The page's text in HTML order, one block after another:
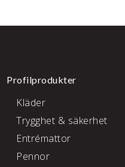
Profilprodukter
Kläder
Trygghet & säkerhet
Entrémattor
Pennor